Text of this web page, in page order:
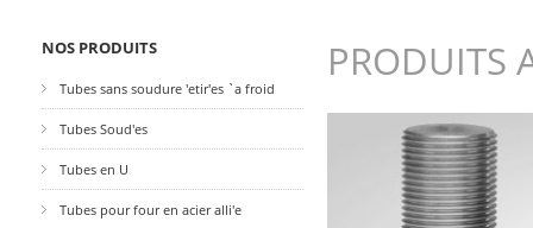
NOS PRODUITS
Tubes sans soudure 'etir'es `a froid
Tubes Soud'es
Tubes en U
Tubes pour four en acier alli'e
PRODUITS